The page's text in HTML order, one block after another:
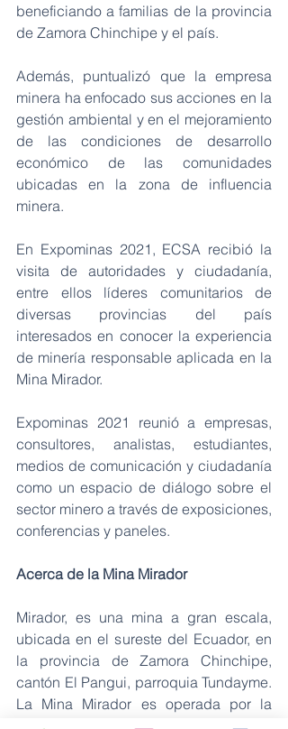
beneficiando a familias de la provincia
de Zamora Chinchipe y el país.
Además, puntualizó que la empresa
minera ha enfocado sus acciones en la
gestión ambiental y en el mejoramiento
de las condiciones de desarrollo
económico de las comunidades
ubicadas en la zona de influencia
minera.
En Expominas 2021, ECSA recibió la
visita de autoridades y ciudadanía,
entre ellos líderes comunitarios de
diversas provincias del país
interesados en conocer la experiencia
de minería responsable aplicada en la
Mina Mirador.
Expominas 2021 reunió a empresas,
consultores, analistas, estudiantes,
medios de comunicación y ciudadanía
como un espacio de diálogo sobre el
sector minero a través de exposiciones,
conferencias y paneles.
Acerca de la Mina Mirador
Mirador, es una mina a gran escala,
ubicada en el sureste del Ecuador, en
la provincia de Zamora Chinchipe,
cantón El Pangui, parroquia Tundayme.
La Mina Mirador es operada por la